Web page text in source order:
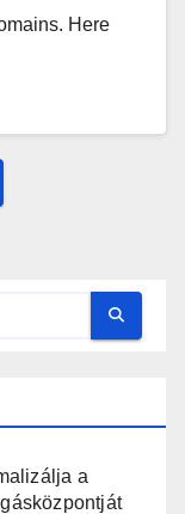
Here
a